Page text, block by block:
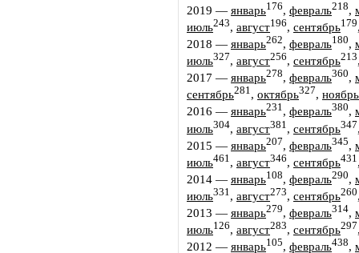
2019 — январь176, февраль218,
июль243, август196, сентябрь179
2018 — январь262, февраль180,
июль327, август256, сентябрь213
2017 — январь278, февраль360,
сентябрь281, октябрь327, ноябрь
2016 — январь231, февраль380,
июль304, август381 , сентябрь347
2015 — январь207, февраль345,
июль461 , август346, сентябрь431
2014 — январь108, февраль290,
июль331 , август273, сентябрь260
2013 — январь279, февраль314,
июль126, август283, сентябрь297
2012 — январь105, февраль438,